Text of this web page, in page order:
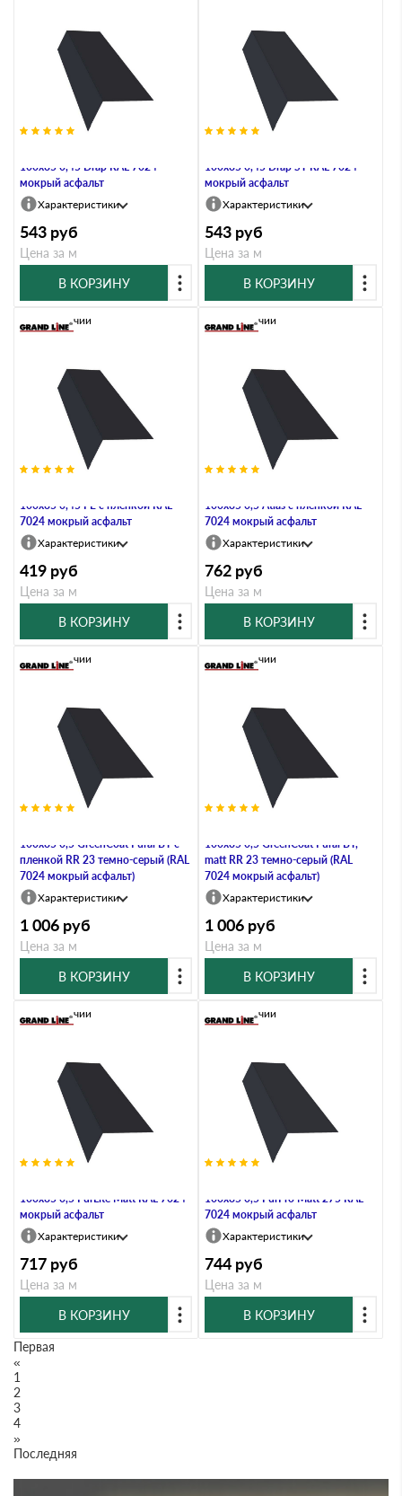
100х85 0,45 Drap RAL 7024
мокрый асфальт
Характеристики
543 руб
Цена за м
В КОРЗИНУ
100х85 0,45 Drap ST RAL 7024
мокрый асфальт
Характеристики
543 руб
Цена за м
В КОРЗИНУ
100х85 0,45 PE с пленкой RAL
7024 мокрый асфальт
В наличии
Характеристики
419 руб
Цена за м
В КОРЗИНУ
100х85 0,5 Atlas с пленкой RAL
7024 мокрый асфальт
В наличии
Характеристики
762 руб
Цена за м
В КОРЗИНУ
100х85 0,5 GreenCoat Pural BT с
пленкой RR 23 темно-серый (RAL
7024 мокрый асфальт)
В наличии
Характеристики
1 006 руб
Цена за м
В КОРЗИНУ
100х85 0,5 GreenCoat Pural BT,
matt RR 23 темно-серый (RAL
7024 мокрый асфальт)
В наличии
Характеристики
1 006 руб
Цена за м
В КОРЗИНУ
100х85 0,5 PurLite Мatt RAL 7024
мокрый асфальт
В наличии
Характеристики
717 руб
Цена за м
В КОРЗИНУ
100х85 0,5 PurPro Matt 275 RAL
7024 мокрый асфальт
В наличии
Характеристики
744 руб
Цена за м
В КОРЗИНУ
Первая
«
1
2
3
4
»
Последняя